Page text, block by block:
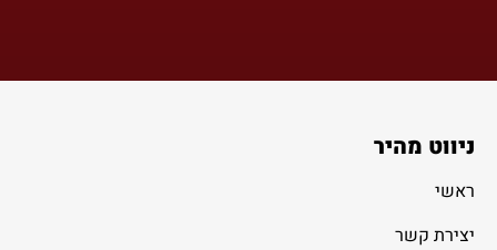
ניווט מהיר
ראשי
יצירת קשר